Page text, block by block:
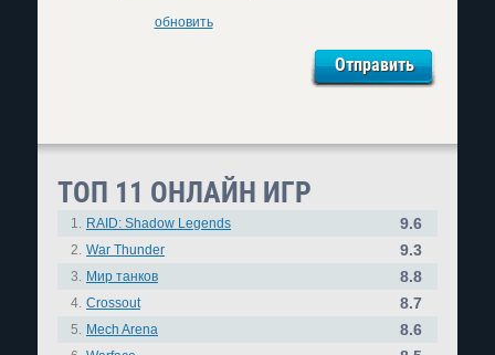
обновить
ТОП 11 ОНЛАЙН ИГР
1. RAID: Shadow Legends 9.6
2. War Thunder 9.3
3. Мир танков 8.8
4. Crossout 8.7
5. Mech Arena 8.6